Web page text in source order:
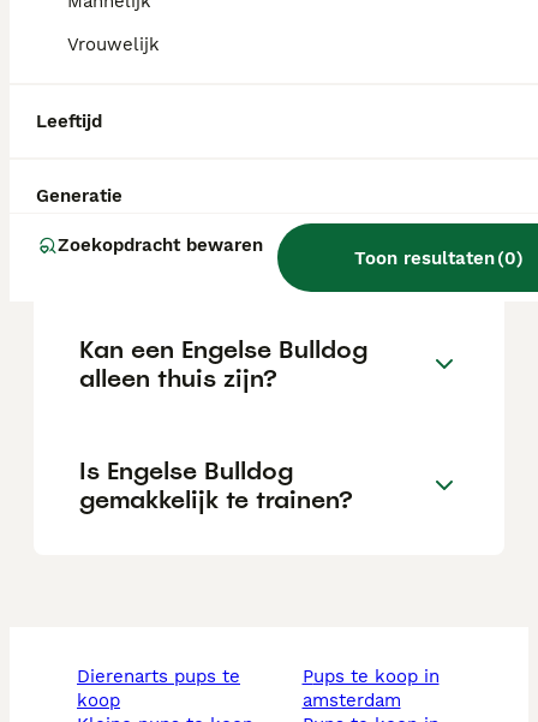
Vrouwelijk
Leeftijd
Generatie
Zoekopdracht bewaren
Toon resultaten(0)
Wat is het karakter van een
Engelse Bulldog?
Hoeveel jaar leeft een
Engelse Bulldog?
Kan een Engelse Bulldog
alleen thuis zijn?
Is Engelse Bulldog
gemakkelijk te trainen?
dierenarts pups te
koop
pups te koop in
amsterdam